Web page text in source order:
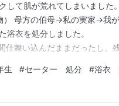
して肌が荒れてしまいました
） 母方の伯母→私の実家→我
浴衣を処分しました。
舞い込んだままだったし、
代がただいま終活真っ最中 が
…
生 #セーター 処分 #浴衣